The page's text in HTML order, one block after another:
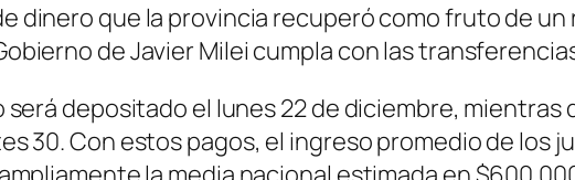
dinero que la provincia recuperó como fruto de un
de Javier Milei cumpla con las
será depositado el lunes 22 de diciembre,
30. Con estos pagos, el ingreso promedio de los